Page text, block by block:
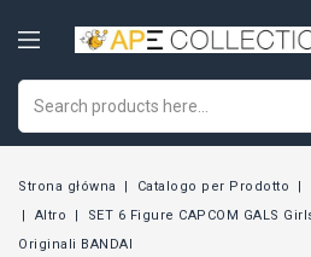
Strona główna Catalogo per Prodotto
Altro
SET 6 Figure CAPCOM GALS
Originali BANDAI